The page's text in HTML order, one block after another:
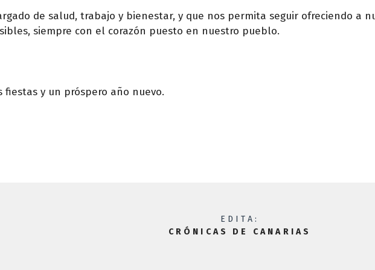
de salud, trabajo y bienestar, y que nos permita seguir ofreciendo a
siempre con el corazón puesto en nuestro pueblo.
fiestas y un próspero año nuevo.
EDITA:
CRÓNICAS DE CANARIAS